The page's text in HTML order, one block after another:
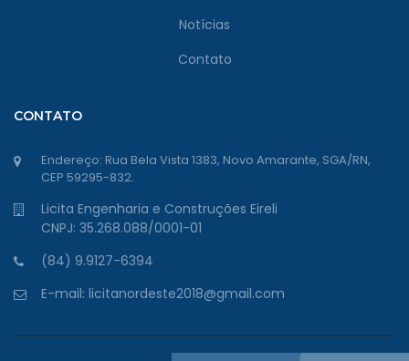
Notícias
Contato
CONTATO
Endereço: Rua Bela Vista 1383, Novo Amarante, SGA/RN,
CEP 59295-832.
Licita Engenharia e Construções Eireli
CNPJ: 35.268.088/0001-01
(84) 9.9127-6394
E-mail: licitanordeste2018@gmail.com